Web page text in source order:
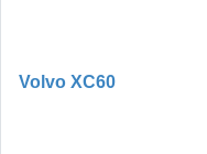
Volvo XC60